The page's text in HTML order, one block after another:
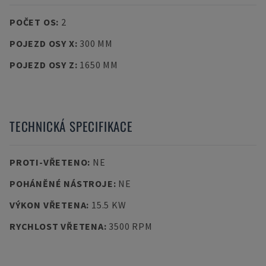
POČET OS: 2
POJEZD OSY X: 300 MM
POJEZD OSY Z: 1650 MM
TECHNICKÁ SPECIFIKACE
PROTI-VŘETENO: NE
POHÁNĚNÉ NÁSTROJE: NE
VÝKON VŘETENA: 15.5 KW
RYCHLOST VŘETENA: 3500 RPM